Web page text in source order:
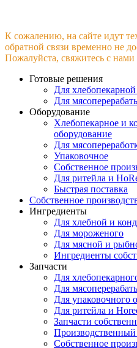
К сожалению, на сайте идут
обратной связи временно не
Пожалуйста, свяжитесь с
Готовые решения
Для хлебопекарной
Для
Оборудование
Хлебопекарное и
оборудование
Для
Упаковочное
Собственное
Для ритейла и
Быстрая поставка
Собственное
Ингредиенты
Для хлебной и
Для мороженого
Для мясной и
Ингредиенты
Запчасти
Для
Для
Для упаковочного
Для ритейла и
Запчасти
Производственный
Собственное